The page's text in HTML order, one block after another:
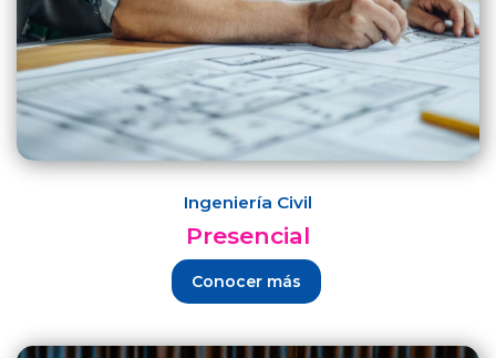
Ingeniería Civil
Presencial
Conocer más